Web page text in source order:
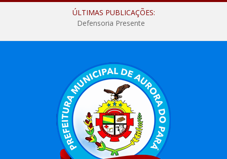
ÚLTIMAS PUBLICAÇÕES:
Defensoria Presente